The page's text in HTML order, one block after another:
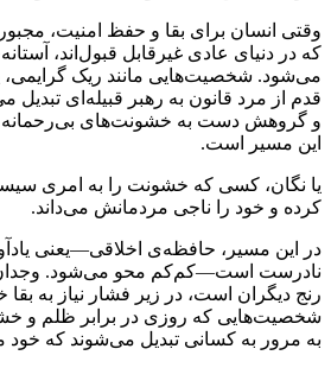
وقتی انسان برای بقا و حفظ امنیت،
که در دنیای عادی غیرقابل قبول‌اند،
می‌شود. شخصیت‌هایی مانند ریک گرایمی،
قدم از مرد قانون به رهبر قبیله‌ای
و گروهش دست به خشونت‌های بی‌رحمانه
این مسیر است.
یا نگان، کسی که خشونت را به امری
کرده و خود را ناجی مردمانش می‌داند.
در این مسیر، حافظه‌ی اخلاقی—یعنی
نادرست است—کم‌کم محو می‌شود.
رنج دیگران است، در زیر فشار نیاز به
شخصیت‌هایی که روزی در برابر ظلم و
به مرور به کسانی تبدیل می‌شوند که خود